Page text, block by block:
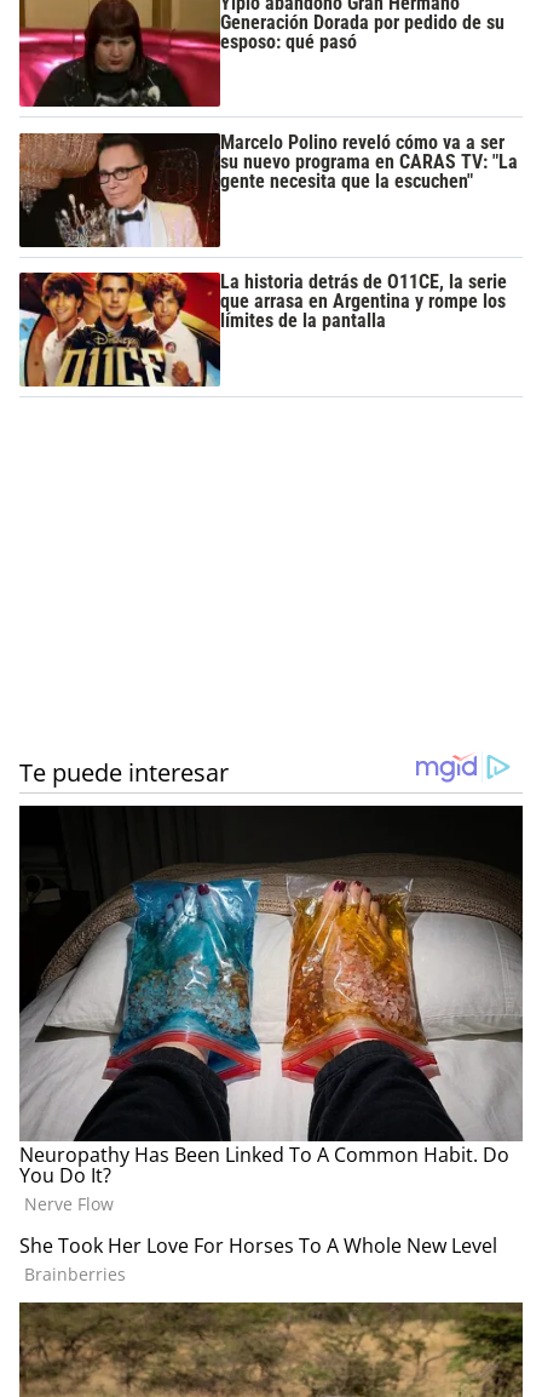
Generación Dorada por pedido de su
esposo: qué pasó
Marcelo Polino reveló cómo va a ser
su nuevo programa en CARAS TV: "La
gente necesita que la escuchen"
La historia detrás de O11CE, la serie
que arrasa en Argentina y rompe los
límites de la pantalla